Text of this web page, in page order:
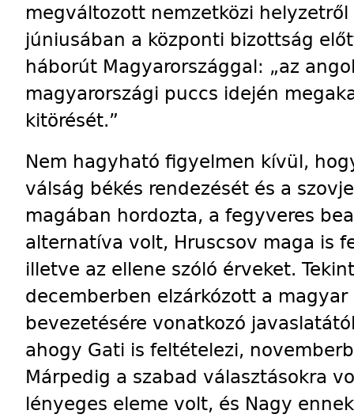
megváltozott nemzetközi
júniusában a központi bizottság
háborút Magyarországgal: „az
magyarországi puccs idején
kitörését.”
Nem hagyható figyelmen kívül,
válság békés rendezését és a
magában hordozta, a fegyveres
alternatíva volt, Hruscsov maga is
illetve az ellene szóló érveket.
decemberben elzárkózott a
bevezetésére vonatkozó
ahogy Gati is feltételezi,
Márpedig a szabad választásokra
lényeges eleme volt, és Nagy